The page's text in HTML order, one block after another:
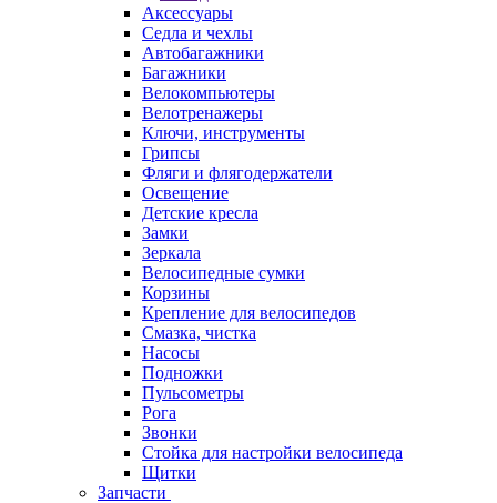
Аксессуары
Седла и чехлы
Автобагажники
Багажники
Велокомпьютеры
Велотренажеры
Ключи, инструменты
Грипсы
Фляги и флягодержатели
Освещение
Детские кресла
Замки
Зеркала
Велосипедные сумки
Корзины
Крепление для велосипедов
Смазка, чистка
Насосы
Подножки
Пульсометры
Рога
Звонки
Стойка для настройки велосипеда
Щитки
Запчасти